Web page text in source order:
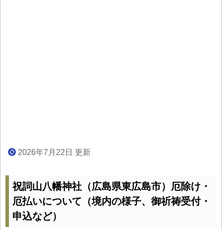
2026年7月22日 更新
祝詞山八幡神社（広島県東広島市）厄除け・
厄払いについて（境内の様子、御祈祷受付・
申込など）